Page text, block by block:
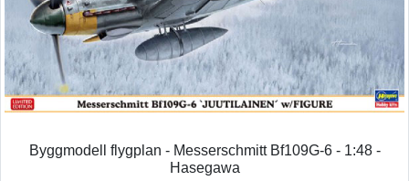
Byggmodell flygplan - Messerschmitt Bf109G-6 - 1:48 -
Hasegawa